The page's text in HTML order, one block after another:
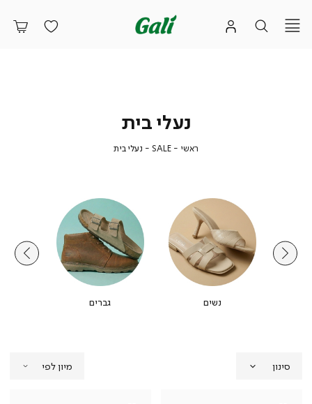
נעלי בית
ראשי ראשי
SALE
SALE
נעלי ביתנעלי
נשים גברים
סינון